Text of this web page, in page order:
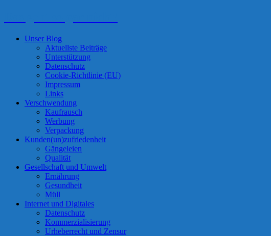
Unser Blog
Aktuellste Beiträge
Unterstützung
Datenschutz
Cookie-Richtlinie (EU)
Impressum
Links
Verschwendung
Kaufrausch
Werbung
Verpackung
Kunden(un)zufriedenheit
Gängeleien
Qualität
Gesellschaft und Umwelt
Ernährung
Gesundheit
Müll
Internet und Digitales
Datenschutz
Kommerzialisierung
Urheberrecht und Zensur